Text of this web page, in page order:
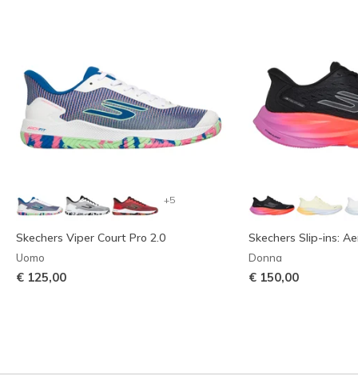
+5
Skechers Viper Court Pro 2.0
Uomo
€ 125,00
Skechers Slip-ins:
Donna
€ 150,00